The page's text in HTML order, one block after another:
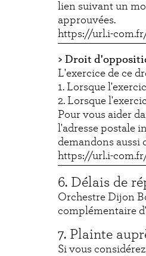
lien suivant un
approuvées.
https://url.i-
> Droit
L'exercice de ce
1. Lorsque
2. Lorsque
Pour vous aider
l'adresse postale
demandons aussi
https://url.i-
6. Délais de
Orchestre Dijon
complémentaire
7. Plainte
Si vous